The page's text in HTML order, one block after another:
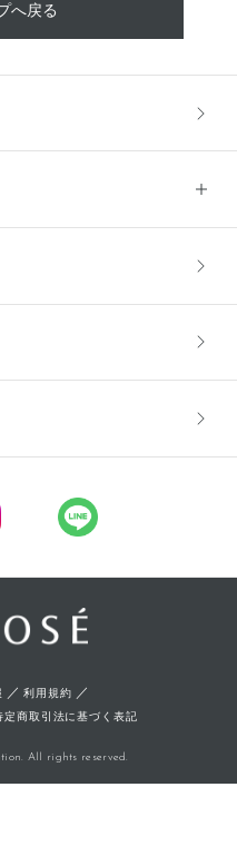
へ戻る
／利用規約 ／
定商取引法に基づく表記
All rights reserved.